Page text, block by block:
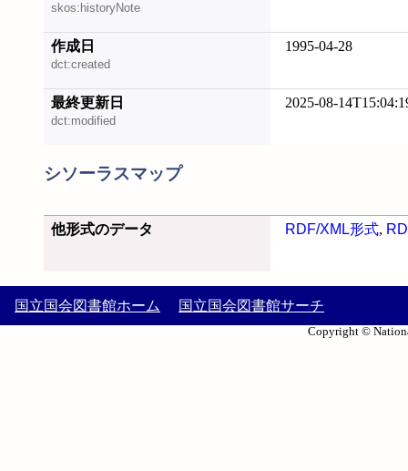
skos:historyNote
作成日
dct:created
1995-04-28
最終更新日
dct:modified
2025-08-
シソーラスマップ
他形式のデータ RDF/XML形式,
国立国会図書館ホーム 国立国会図書館サーチ
Copyright ©